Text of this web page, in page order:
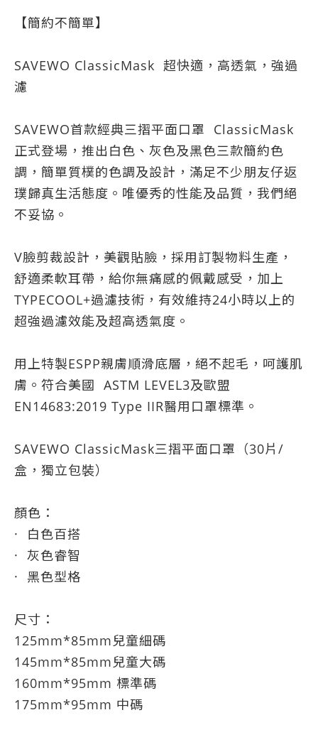
【簡約不簡單】
SAVEWO ClassicMask 超快適，高透氣，強過
濾
SAVEWO首款經典三摺平面口罩 ClassicMask
正式登場，推出白色、灰色及黑色三款簡約色
調，簡單質樸的色調及設計，滿足不少朋友仔返
璞歸真生活態度。唯優秀的性能及品質，我們絕
不妥協。
V臉剪裁設計，美觀貼臉，採用訂製物料生產，
舒適柔軟耳帶，給你無痛感的佩戴感受，加上
TYPECOOL+過濾技術，有效維持24小時以上的
超強過濾效能及超高透氣度。
用上特製ESPP親膚順滑底層，絕不起毛，呵護肌
膚。符合美國 ASTM LEVEL3及歐盟
EN14683:2019 Type IIR醫用口罩標準。
SAVEWO ClassicMask三摺平面口罩（30片/
盒，獨立包裝）
顏色：
· 白色百搭
· 灰色睿智
· 黑色型格
尺寸：
125mm*85mm兒童細碼
145mm*85mm兒童大碼
160mm*95mm 標準碼
175mm*95mm 中碼